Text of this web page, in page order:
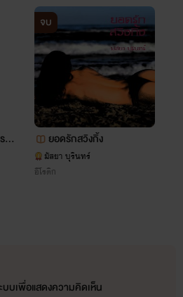
ษ์
จบ
ยอดรักสวิงกิ้ง
มัสยา บุรินทร์
อีโรติก
บบเพื่อแสดงความคิดเห็น